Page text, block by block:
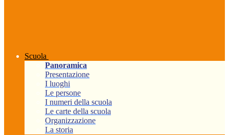
Scuola
Panoramica
Presentazione
I luoghi
Le persone
I numeri della scuola
Le carte della scuola
Organizzazione
La storia